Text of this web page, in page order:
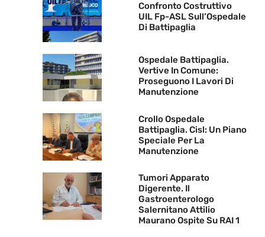
Confronto Costruttivo
UIL Fp-ASL Sull’Ospedale
Di Battipaglia
Ospedale Battipaglia.
Vertive In Comune:
Proseguono I Lavori Di
Manutenzione
Crollo Ospedale
Battipaglia. Cisl: Un Piano
Speciale Per La
Manutenzione
Tumori Apparato
Digerente. Il
Gastroenterologo
Salernitano Attilio
Maurano Ospite Su RAI 1